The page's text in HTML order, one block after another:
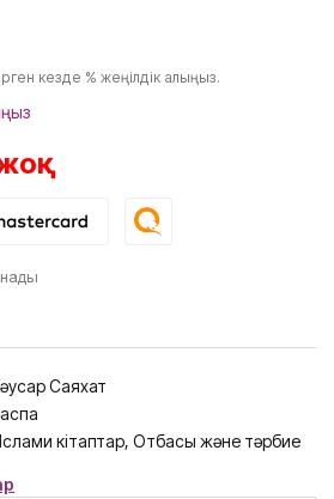
кезде % жеңілдік алыңыз.
Саяхат
кітаптар, Отбасы және тәрбие